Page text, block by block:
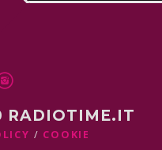
RADIOTIME.IT
COOKIE